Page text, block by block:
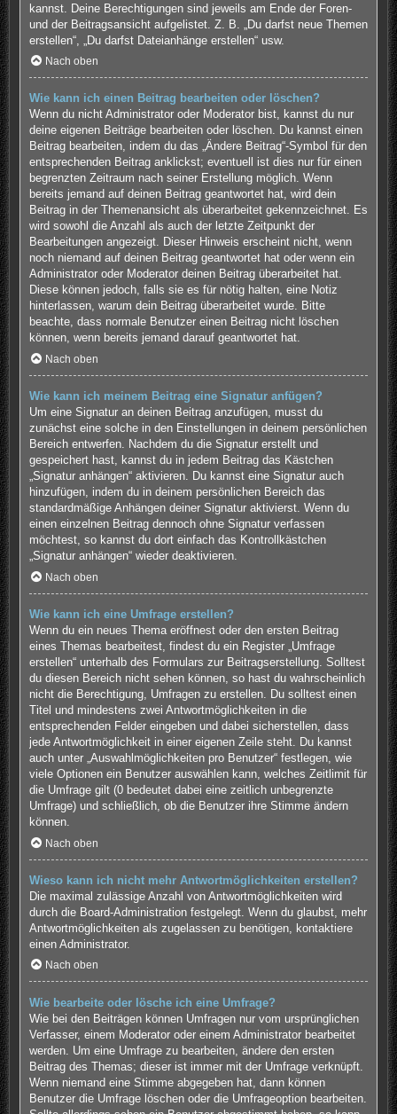
kannst. Deine Berechtigungen sind jeweils am Ende der Foren-
und der Beitragsansicht aufgelistet. Z. B. „Du darfst neue Themen
erstellen“, „Du darfst Dateianhänge erstellen“ usw.
Nach oben
Wie kann ich einen Beitrag bearbeiten oder löschen?
Wenn du nicht Administrator oder Moderator bist, kannst du nur
deine eigenen Beiträge bearbeiten oder löschen. Du kannst einen
Beitrag bearbeiten, indem du das „Ändere Beitrag“-Symbol für den
entsprechenden Beitrag anklickst; eventuell ist dies nur für einen
begrenzten Zeitraum nach seiner Erstellung möglich. Wenn
bereits jemand auf deinen Beitrag geantwortet hat, wird dein
Beitrag in der Themenansicht als überarbeitet gekennzeichnet. Es
wird sowohl die Anzahl als auch der letzte Zeitpunkt der
Bearbeitungen angezeigt. Dieser Hinweis erscheint nicht, wenn
noch niemand auf deinen Beitrag geantwortet hat oder wenn ein
Administrator oder Moderator deinen Beitrag überarbeitet hat.
Diese können jedoch, falls sie es für nötig halten, eine Notiz
hinterlassen, warum dein Beitrag überarbeitet wurde. Bitte
beachte, dass normale Benutzer einen Beitrag nicht löschen
können, wenn bereits jemand darauf geantwortet hat.
Nach oben
Wie kann ich meinem Beitrag eine Signatur anfügen?
Um eine Signatur an deinen Beitrag anzufügen, musst du
zunächst eine solche in den Einstellungen in deinem persönlichen
Bereich entwerfen. Nachdem du die Signatur erstellt und
gespeichert hast, kannst du in jedem Beitrag das Kästchen
„Signatur anhängen“ aktivieren. Du kannst eine Signatur auch
hinzufügen, indem du in deinem persönlichen Bereich das
standardmäßige Anhängen deiner Signatur aktivierst. Wenn du
einen einzelnen Beitrag dennoch ohne Signatur verfassen
möchtest, so kannst du dort einfach das Kontrollkästchen
„Signatur anhängen“ wieder deaktivieren.
Nach oben
Wie kann ich eine Umfrage erstellen?
Wenn du ein neues Thema eröffnest oder den ersten Beitrag
eines Themas bearbeitest, findest du ein Register „Umfrage
erstellen“ unterhalb des Formulars zur Beitragserstellung. Solltest
du diesen Bereich nicht sehen können, so hast du wahrscheinlich
nicht die Berechtigung, Umfragen zu erstellen. Du solltest einen
Titel und mindestens zwei Antwortmöglichkeiten in die
entsprechenden Felder eingeben und dabei sicherstellen, dass
jede Antwortmöglichkeit in einer eigenen Zeile steht. Du kannst
auch unter „Auswahlmöglichkeiten pro Benutzer“ festlegen, wie
viele Optionen ein Benutzer auswählen kann, welches Zeitlimit für
die Umfrage gilt (0 bedeutet dabei eine zeitlich unbegrenzte
Umfrage) und schließlich, ob die Benutzer ihre Stimme ändern
können.
Nach oben
Wieso kann ich nicht mehr Antwortmöglichkeiten erstellen?
Die maximal zulässige Anzahl von Antwortmöglichkeiten wird
durch die Board-Administration festgelegt. Wenn du glaubst, mehr
Antwortmöglichkeiten als zugelassen zu benötigen, kontaktiere
einen Administrator.
Nach oben
Wie bearbeite oder lösche ich eine Umfrage?
Wie bei den Beiträgen können Umfragen nur vom ursprünglichen
Verfasser, einem Moderator oder einem Administrator bearbeitet
werden. Um eine Umfrage zu bearbeiten, ändere den ersten
Beitrag des Themas; dieser ist immer mit der Umfrage verknüpft.
Wenn niemand eine Stimme abgegeben hat, dann können
Benutzer die Umfrage löschen oder die Umfrageoption bearbeiten.